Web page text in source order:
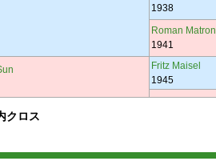
1938
Roman Matron
1941
Fritz Maisel
1945
クロス